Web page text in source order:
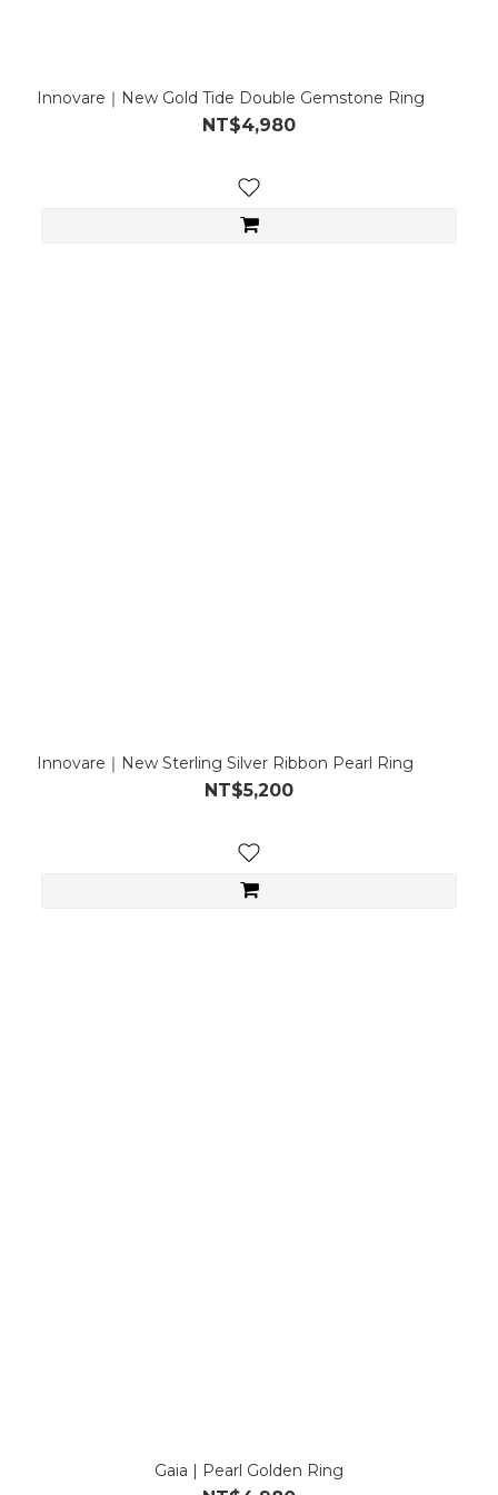
Innovare｜New Gold Tide Double Gemstone Ring
NT$4,980
Innovare｜New Sterling Silver Ribbon Pearl Ring
NT$5,200
Gaia | Pearl Golden Ring